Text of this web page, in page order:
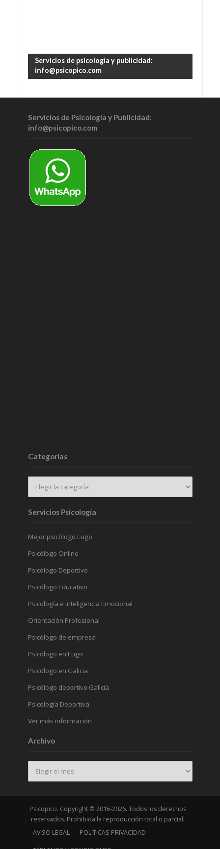
Servicios de psicología y publicidad:
info@psicopico.com
Servicios de Psicología y Publicidad:
info@psicopico.com
Categorías
Servicios Psicología
Mejor psicólogo Lugo
Psicólogo Online
Psicólogo Deportivo
Psicólogo Educativo
Psicología e Inteligencia Emocional
Orientación Profesional
Psicólogo de empresa
Psicólogo en Lugo
Psicólogo en Galicia
Psicólogo deportivo Galicia
Psicología Deportiva
Ver más información
Archivo
Archivo
Psicopico. Copyright © 2016-2026. Todos los derechos
reservados. Prohibida la reproducción total o parcial.
AVISO LEGAL
POLÍTICAS PRIVACIDAD